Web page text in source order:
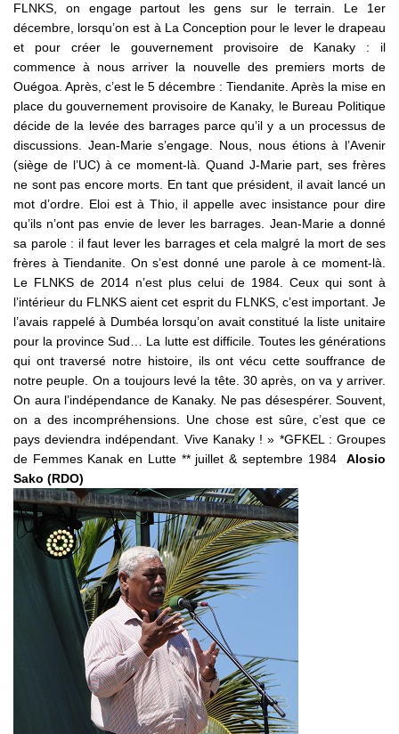
FLNKS, on engage partout les gens sur le terrain. Le 1er
décembre, lorsqu’on est à La Conception pour le lever le drapeau
et pour créer le gouvernement provisoire de Kanaky : il
commence à nous arriver la nouvelle des premiers morts de
Ouégoa. Après, c’est le 5 décembre : Tiendanite. Après la mise en
place du gouvernement provisoire de Kanaky, le Bureau Politique
décide de la levée des barrages parce qu’il y a un processus de
discussions. Jean-Marie s’engage. Nous, nous étions à l’Avenir
(siège de l’UC) à ce moment-là. Quand J-Marie part, ses frères
ne sont pas encore morts. En tant que président, il avait lancé un
mot d’ordre. Eloi est à Thio, il appelle avec insistance pour dire
qu’ils n’ont pas envie de lever les barrages. Jean-Marie a donné
sa parole : il faut lever les barrages et cela malgré la mort de ses
frères à Tiendanite. On s’est donné une parole à ce moment-là.
Le FLNKS de 2014 n’est plus celui de 1984. Ceux qui sont à
l’intérieur du FLNKS aient cet esprit du FLNKS, c’est important. Je
l’avais rappelé à Dumbéa lorsqu’on avait constitué la liste unitaire
pour la province Sud… La lutte est difficile. Toutes les générations
qui ont traversé notre histoire, ils ont vécu cette souffrance de
notre peuple. On a toujours levé la tête. 30 après, on va y arriver.
On aura l’indépendance de Kanaky. Ne pas désespérer. Souvent,
on a des incompréhensions. Une chose est sûre, c’est que ce
pays deviendra indépendant. Vive Kanaky ! » *GFKEL : Groupes
de Femmes Kanak en Lutte ** juillet & septembre 1984
Alosio
Sako (RDO)